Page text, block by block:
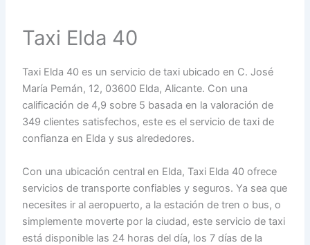
Taxi Elda 40
Taxi Elda 40 es un servicio de taxi ubicado en C. José
María Pemán, 12, 03600 Elda, Alicante. Con una
calificación de 4,9 sobre 5 basada en la valoración de
349 clientes satisfechos, este es el servicio de taxi de
confianza en Elda y sus alrededores.
Con una ubicación central en Elda, Taxi Elda 40 ofrece
servicios de transporte confiables y seguros. Ya sea que
necesites ir al aeropuerto, a la estación de tren o bus, o
simplemente moverte por la ciudad, este servicio de taxi
está disponible las 24 horas del día, los 7 días de la